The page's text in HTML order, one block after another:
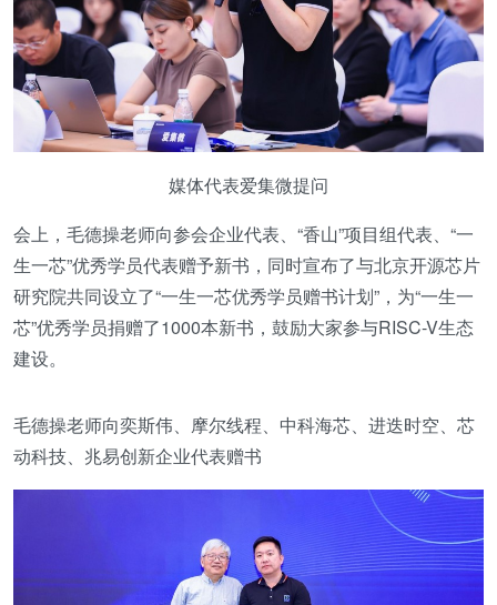
媒体代表爱集微提问
会上，毛德操老师向参会企业代表、“香山”项目组代表、“一
生一芯”优秀学员代表赠予新书，同时宣布了与北京开源芯片
研究院共同设立了“一生一芯优秀学员赠书计划”，为“一生一
芯”优秀学员捐赠了1000本新书，鼓励大家参与RISC-V生态
建设。
毛德操老师向奕斯伟、摩尔线程、中科海芯、进迭时空、芯
动科技、兆易创新企业代表赠书